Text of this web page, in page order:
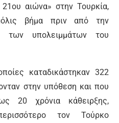
αιώνα» στην Τουρκία,
βήμα πριν από την
των υπολειμμάτων του
καταδικάστηκαν 322
στην υπόθεση και που
20 χρόνια κάθειρξης,
τον Τούρκο